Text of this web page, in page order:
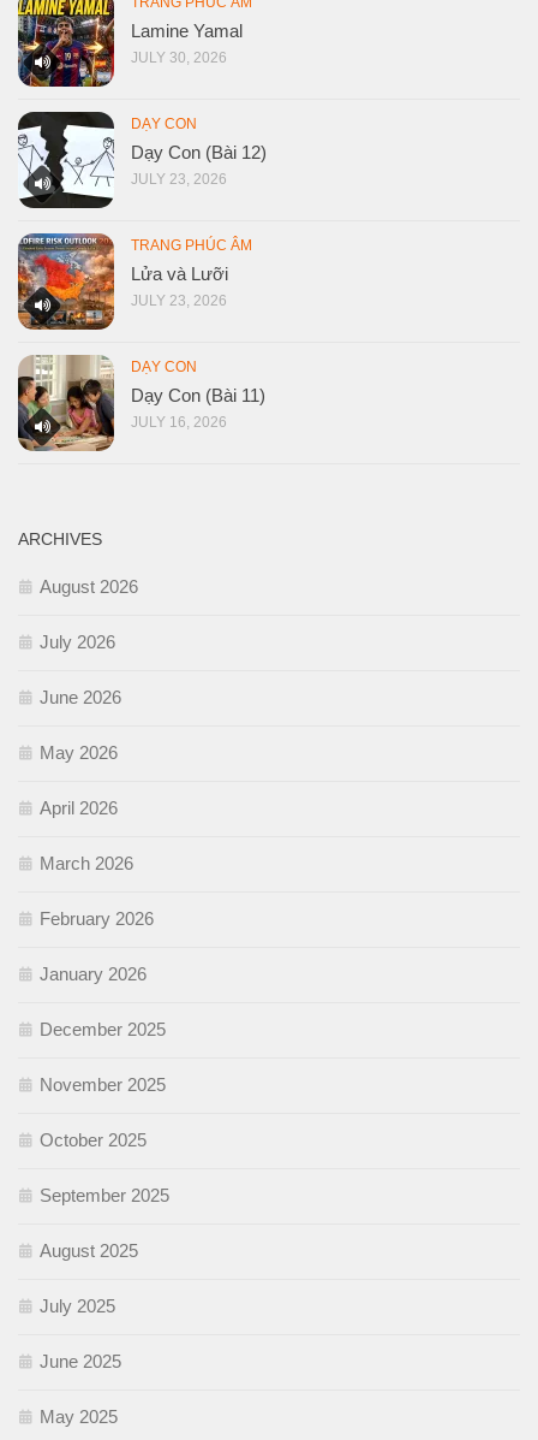
Lamine Yamal
JULY 30, 2026
DẠY CON
Dạy Con (Bài 12)
JULY 23, 2026
TRANG PHÚC ÂM
Lửa và Lưỡi
JULY 23, 2026
DẠY CON
Dạy Con (Bài 11)
JULY 16, 2026
ARCHIVES
August 2026
July 2026
June 2026
May 2026
April 2026
March 2026
February 2026
January 2026
December 2025
November 2025
October 2025
September 2025
August 2025
July 2025
June 2025
May 2025